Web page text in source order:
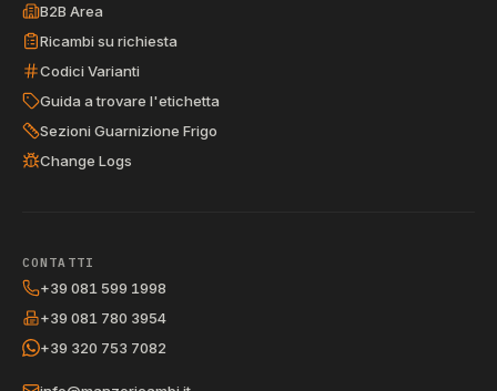
B2B Area
Ricambi su richiesta
Codici Varianti
Guida a trovare l'etichetta
Sezioni Guarnizione Frigo
Change Logs
CONTATTI
+39 081 599 1998
+39 081 780 3954
+39 320 753 7082